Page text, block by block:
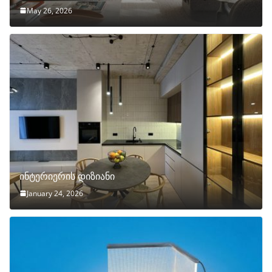
May 26, 2026
ინტერიერის დიზიანი
January 24, 2026